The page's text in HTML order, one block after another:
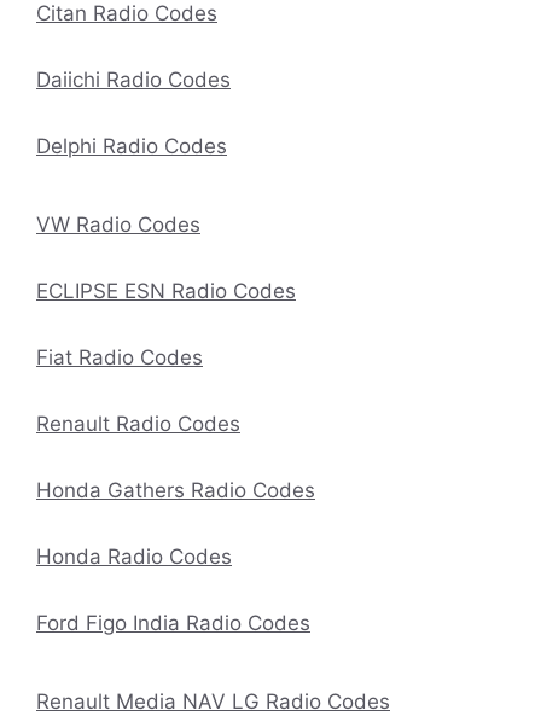
Citan Radio Codes
Daiichi Radio Codes
Delphi Radio Codes
VW Radio Codes
ECLIPSE ESN Radio Codes
Fiat Radio Codes
Renault Radio Codes
Honda Gathers Radio Codes
Honda Radio Codes
Ford Figo India Radio Codes
Renault Media NAV LG Radio Codes